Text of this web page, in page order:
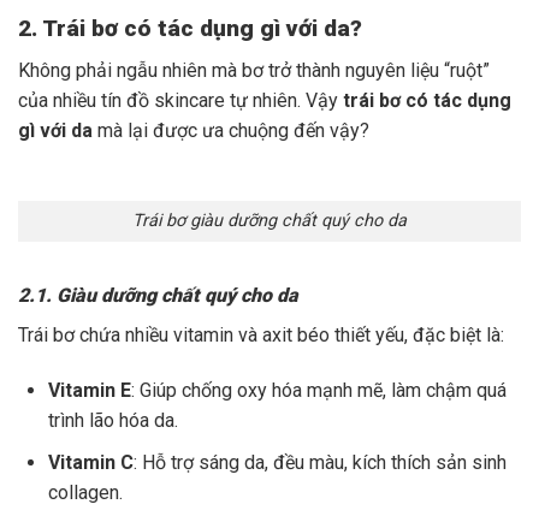
2. Trái bơ có tác dụng gì với da?
Không phải ngẫu nhiên mà bơ trở thành nguyên liệu “ruột”
của nhiều tín đồ skincare tự nhiên. Vậy trái bơ có tác dụng
gì với da mà lại được ưa chuộng đến vậy?
Trái bơ giàu dưỡng chất quý cho da
2.1. Giàu dưỡng chất quý cho da
Trái bơ chứa nhiều vitamin và axit béo thiết yếu, đặc biệt là:
Vitamin E: Giúp chống oxy hóa mạnh mẽ, làm chậm quá
trình lão hóa da.
Vitamin C: Hỗ trợ sáng da, đều màu, kích thích sản sinh
collagen.